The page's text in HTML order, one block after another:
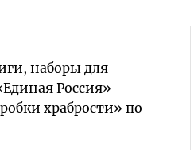
наборы для
Россия»
храбрости» по